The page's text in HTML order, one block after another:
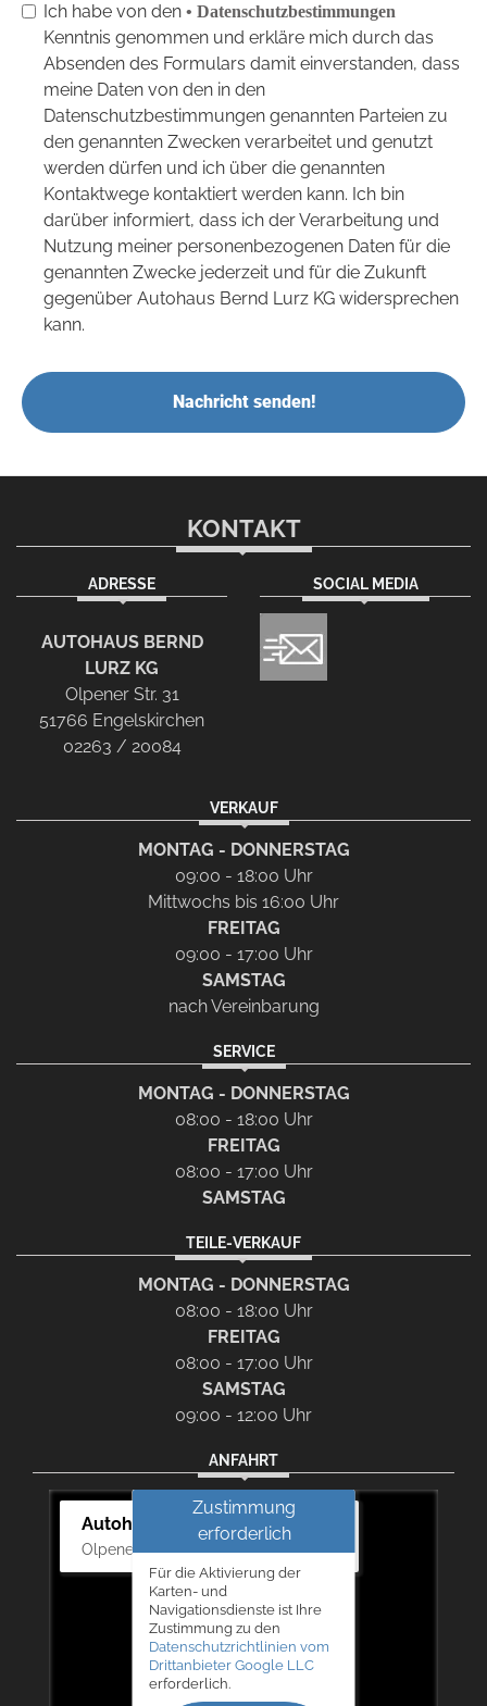
Ich habe von den • Datenschutzbestimmungen
Kenntnis genommen und erkläre mich durch das
Absenden des Formulars damit einverstanden, dass
meine Daten von den in den
Datenschutzbestimmungen genannten Parteien zu
den genannten Zwecken verarbeitet und genutzt
werden dürfen und ich über die genannten
Kontaktwege kontaktiert werden kann. Ich bin
darüber informiert, dass ich der Verarbeitung und
Nutzung meiner personenbezogenen Daten für die
genannten Zwecke jederzeit und für die Zukunft
gegenüber Autohaus Bernd Lurz KG widersprechen
kann.
Nachricht senden!
KONTAKT
ADRESSE
AUTOHAUS BERND
LURZ KG
Olpener Str. 31
51766 Engelskirchen
02263 / 20084
SOCIAL MEDIA
VERKAUF
MONTAG - DONNERSTAG
09:00 - 18:00 Uhr
Mittwochs bis 16:00 Uhr
FREITAG
09:00 - 17:00 Uhr
SAMSTAG
nach Vereinbarung
SERVICE
MONTAG - DONNERSTAG
08:00 - 18:00 Uhr
FREITAG
08:00 - 17:00 Uhr
SAMSTAG
TEILE-VERKAUF
MONTAG - DONNERSTAG
08:00 - 18:00 Uhr
FREITAG
08:00 - 17:00 Uhr
SAMSTAG
09:00 - 12:00 Uhr
ANFAHRT
Autohaus Bernd Lurz KG
Olpener Str. 31, 51766 Engelskirchen
Zustimmung
erforderlich
Für die Aktivierung der
Karten- und
Navigationsdienste ist Ihre
Zustimmung zu den
Datenschutzrichtlinien vom
Drittanbieter Google LLC
erforderlich.